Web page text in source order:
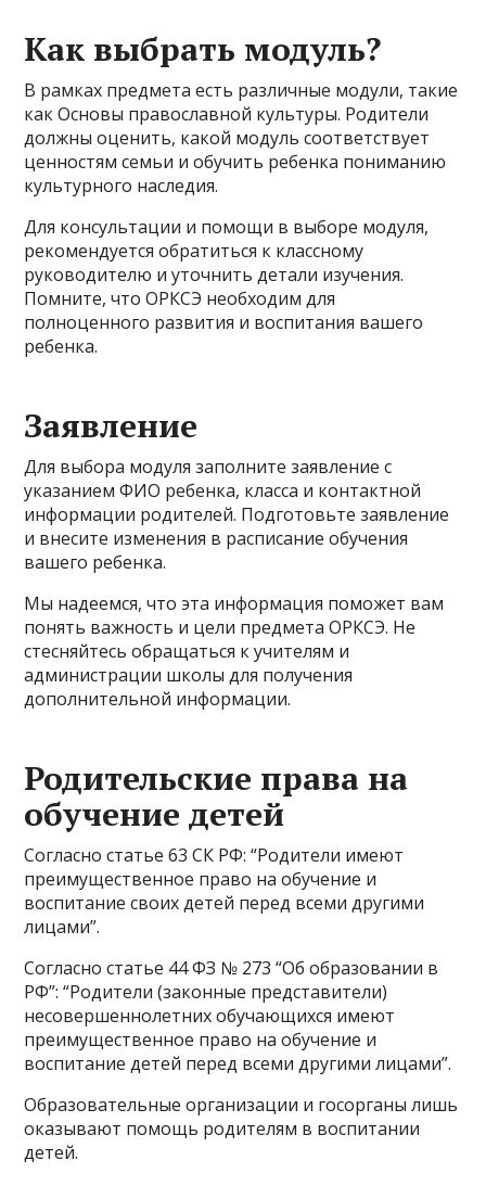
Как выбрать модуль?
В рамках предмета есть различные модули, такие
как Основы православной культуры. Родители
должны оценить, какой модуль соответствует
ценностям семьи и обучить ребенка пониманию
культурного наследия.
Для консультации и помощи в выборе модуля,
рекомендуется обратиться к классному
руководителю и уточнить детали изучения.
Помните, что ОРКСЭ необходим для
полноценного развития и воспитания вашего
ребенка.
Заявление
Для выбора модуля заполните заявление с
указанием ФИО ребенка, класса и контактной
информации родителей. Подготовьте заявление
и внесите изменения в расписание обучения
вашего ребенка.
Мы надеемся, что эта информация поможет вам
понять важность и цели предмета ОРКСЭ. Не
стесняйтесь обращаться к учителям и
администрации школы для получения
дополнительной информации.
Родительские права на
обучение детей
Согласно статье 63 СК РФ: “Родители имеют
преимущественное право на обучение и
воспитание своих детей перед всеми другими
лицами”.
Согласно статье 44 ФЗ № 273 “Об образовании в
РФ”: “Родители (законные представители)
несовершеннолетних обучающихся имеют
преимущественное право на обучение и
воспитание детей перед всеми другими лицами”.
Образовательные организации и госорганы лишь
оказывают помощь родителям в воспитании
детей.